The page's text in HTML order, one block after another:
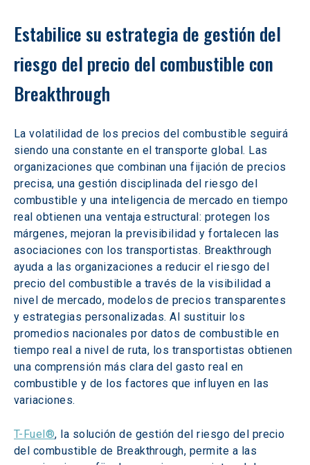
Estabilice su estrategia de gestión del
riesgo del precio del combustible con
Breakthrough
La volatilidad de los precios del combustible seguirá
siendo una constante en el transporte global. Las
organizaciones que combinan una fijación de precios
precisa, una gestión disciplinada del riesgo del
combustible y una inteligencia de mercado en tiempo
real obtienen una ventaja estructural: protegen los
márgenes, mejoran la previsibilidad y fortalecen las
asociaciones con los transportistas. Breakthrough
ayuda a las organizaciones a reducir el riesgo del
precio del combustible a través de la visibilidad a
nivel de mercado, modelos de precios transparentes
y estrategias personalizadas. Al sustituir los
promedios nacionales por datos de combustible en
tiempo real a nivel de ruta, los transportistas obtienen
una comprensión más clara del gasto real en
combustible y de los factores que influyen en las
variaciones.
T-Fuel®, la solución de gestión del riesgo del precio
del combustible de Breakthrough, permite a las